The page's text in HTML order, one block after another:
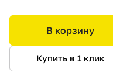
В корзину
Купить в 1 клик